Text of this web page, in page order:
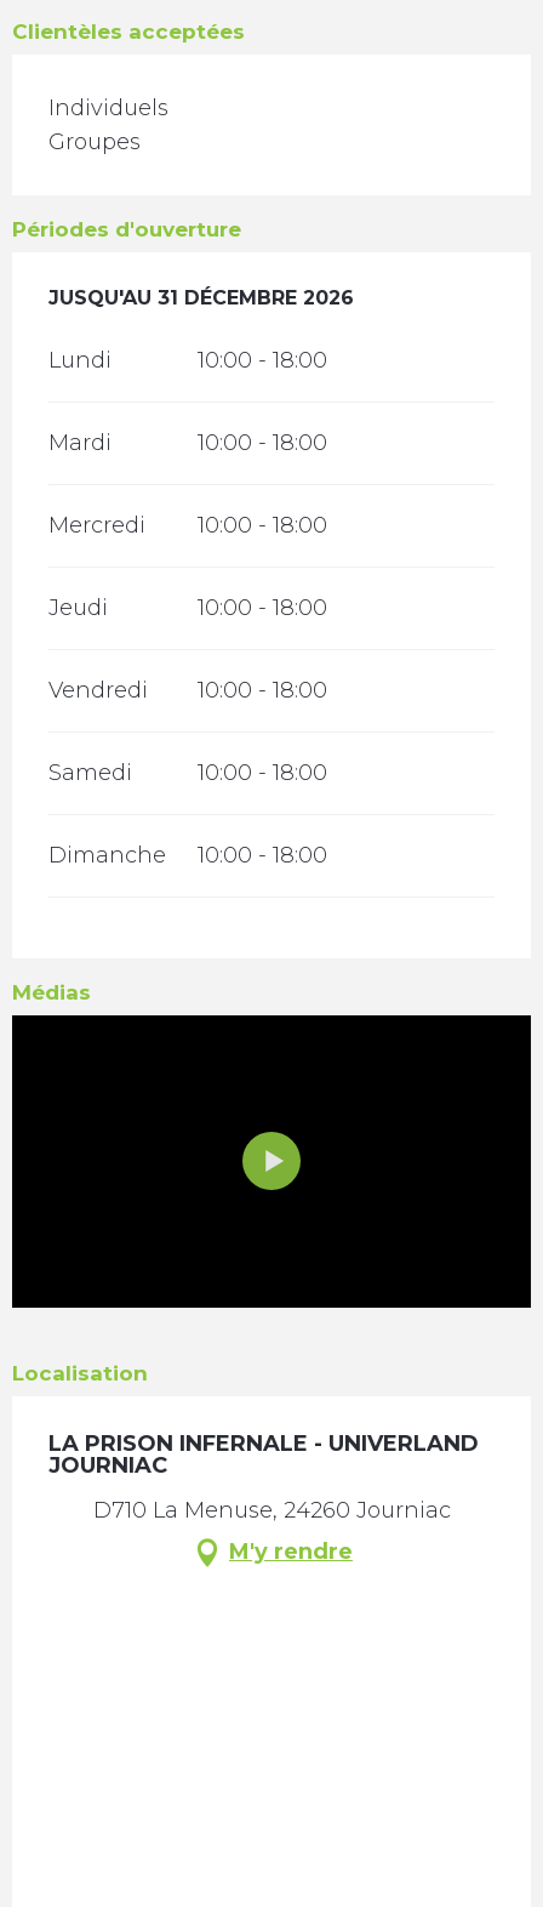
Clientèles acceptées
Individuels
Groupes
Périodes d'ouverture
DU2 JANVIER 2026AU31 DÉCEMBRE 2026
JUSQU'AU 31 DÉCEMBRE 2026
Lundi 10:00 - 18:00
Mardi 10:00 - 18:00
Mercredi 10:00 - 18:00
Jeudi 10:00 - 18:00
Vendredi 10:00 - 18:00
Samedi 10:00 - 18:00
Dimanche 10:00 - 18:00
Médias
Localisation
LA PRISON INFERNALE - UNIVERLAND
JOURNIAC
D710 La Menuse, 24260 Journiac
M'y rendre